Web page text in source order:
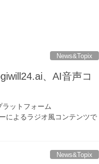
News&Topix
、AI音声コ
ットフォーム
によるラジオ風コンテンツで
News&Topix